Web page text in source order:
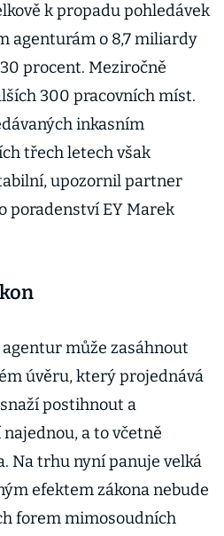
k propadu pohledávek
agenturám o 8,7 miliardy
procent. Meziročně
300 pracovních míst.
inkasním
třech letech však
upozornil partner
poradenství EY Marek
může zasáhnout
úvěru, který projednává
postihnout a
a to včetně
Na trhu nyní panuje velká
efektem zákona nebude
forem mimosoudních